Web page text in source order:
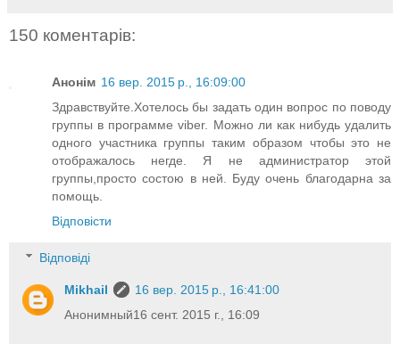
150 коментарів:
Анонім 16 вер. 2015 р., 16:09:00
Здравствуйте.Хотелось бы задать один вопрос по поводу
группы в программе viber. Можно ли как нибудь удалить
одного участника группы таким образом чтобы это не
отображалось негде. Я не администратор этой
группы,просто состою в ней. Буду очень благодарна за
помощь.
Відповісти
Відповіді
Mikhail
16 вер. 2015 р., 16:41:00
Анонимный16 сент. 2015 г., 16:09